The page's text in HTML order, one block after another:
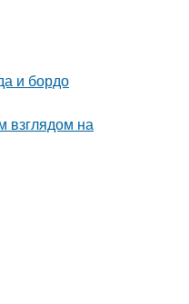
и бордо
взглядом на